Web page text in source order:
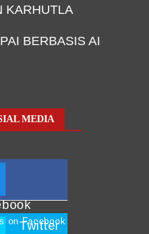
KARHUTLA
BERBASIS AI
MEDIA
on Facebook
Twitter